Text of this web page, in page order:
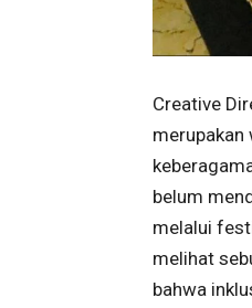
Creative
belum
melalui
melihat
bahwa